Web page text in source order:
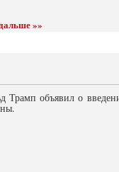
»»
объявил о